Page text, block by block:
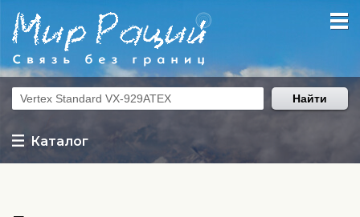
Каталог
Найти